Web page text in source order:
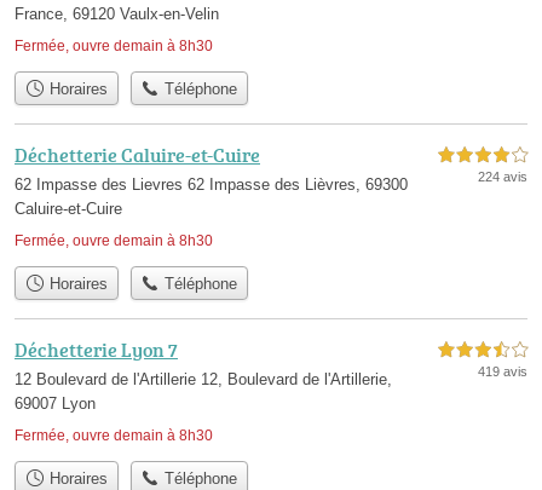
France, 69120 Vaulx-en-Velin
Fermée, ouvre demain à 8h30
Horaires Téléphone
Déchetterie Caluire-et-Cuire
62 Impasse des Lievres 62 Impasse des Lièvres, 69300
Caluire-et-Cuire
Fermée, ouvre demain à 8h30
4,0 étoiles sur 5
224 avis
Horaires Téléphone
Déchetterie Lyon 7
12 Boulevard de l'Artillerie 12, Boulevard de l'Artillerie,
69007 Lyon
Fermée, ouvre demain à 8h30
3,5 étoiles sur 5
419 avis
Horaires Téléphone